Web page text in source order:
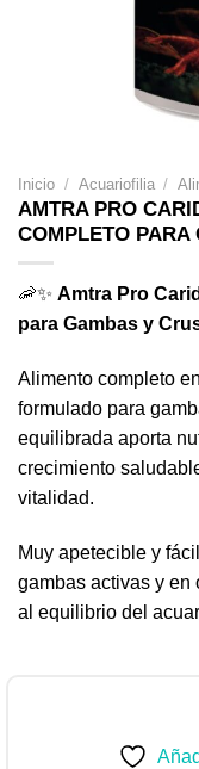
Inicio / Acuariofilia /
AMTRA PRO
COMPLETO PARA
🦐✨ Amtra Pro
para Gambas y
Alimento completo
formulado para
equilibrada aporta
crecimiento
vitalidad.
Muy apetecible y
gambas activas y en
al equilibrio del